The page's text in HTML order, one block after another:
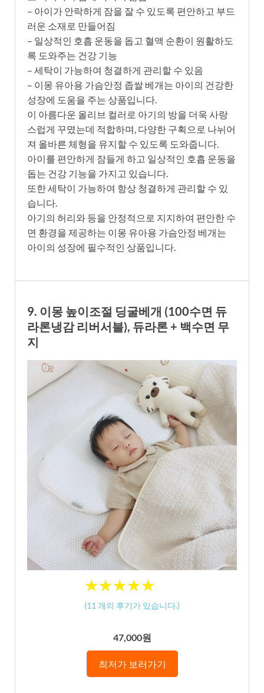
– 아이가 안락하게 잠을 잘 수 있도록 편안하고 부드
러운 소재로 만들어짐
– 일상적인 호흡 운동을 돕고 혈액 순환이 원활하도
록 도와주는 건강 기능
– 세탁이 가능하여 청결하게 관리할 수 있음
– 이몽 유아용 가슴안정 좁쌀 베개는 아이의 건강한
성장에 도움을 주는 상품입니다.
이 아름다운 올리브 컬러로 아기의 방을 더욱 사랑
스럽게 꾸몄는데 적합하며, 다양한 구획으로 나뉘어
져 올바른 체형을 유지할 수 있도록 도와줍니다.
아이를 편안하게 잠들게 하고 일상적인 호흡 운동을
돕는 건강 기능을 가지고 있습니다.
또한 세탁이 가능하여 항상 청결하게 관리할 수 있
습니다.
아기의 허리와 등을 안정적으로 지지하여 편안한 수
면 환경을 제공하는 이몽 유아용 가슴안정 베개는
아이의 성장에 필수적인 상품입니다.
9. 이몽 높이조절 딩굴베개 (100수면 듀
라론냉감 리버서블), 듀라론 + 백수면 무
지
★★★★★
★★★★★
(11 개의 후기가 있습니다.)
47,000원
최저가 보러가기